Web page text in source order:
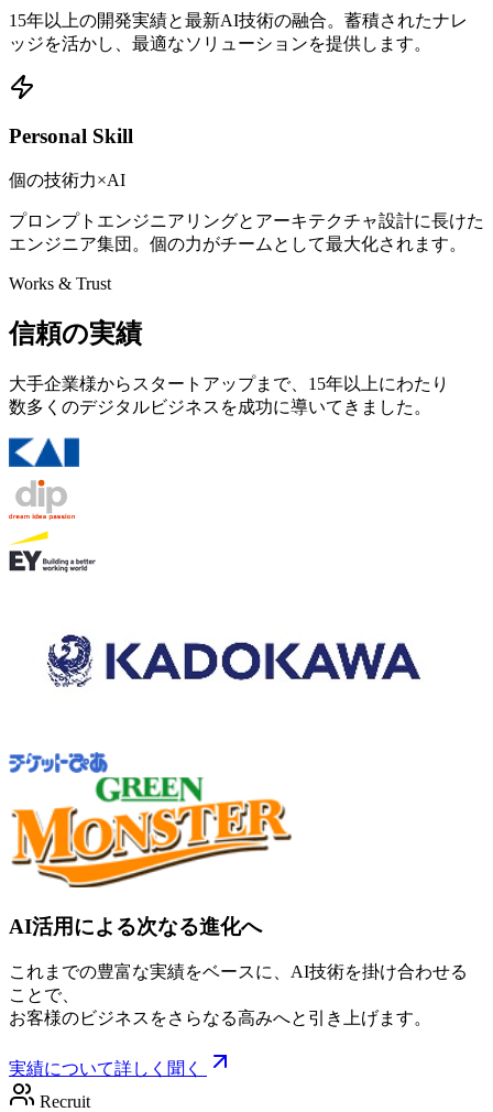
15年以上の開発実績と最新AI技術の融合。蓄積されたナレ
ッジを活かし、最適なソリューションを提供します。
Personal Skill
個の技術力×AI
プロンプトエンジニアリングとアーキテクチャ設計に長けた
エンジニア集団。個の力がチームとして最大化されます。
Works & Trust
信頼の実績
大手企業様からスタートアップまで、15年以上にわたり
数多くのデジタルビジネスを成功に導いてきました。
AI活用による次なる進化へ
これまでの豊富な実績をベースに、AI技術を掛け合わせる
ことで、
お客様のビジネスをさらなる高みへと引き上げます。
実績について詳しく聞く
Recruit